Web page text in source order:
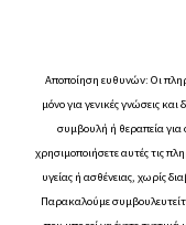
Αποποίηση ευθυνών: Οι
μόνο για γενικές γνώσεις
συμβουλή ή θεραπεία για
χρησιμοποιήσετε αυτές τις
υγείας ή ασθένειας, χωρίς
Παρακαλούμε